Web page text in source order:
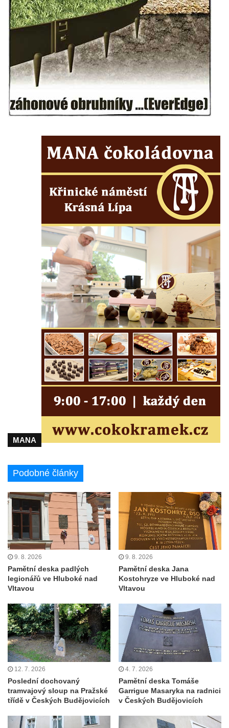
hřbitovní kapli v Lipové
Pamětní deska Friedricha Egermanna na
domě čp. 101 v Novém Boru
Pamětní deska Václava Kliera na Tyršově
domě ve Vaníčkově ulici v Ústí nad Labem
Pamětní deska Vinzenze Ulbricha na domě
čp. 26 v Brné
Pamětní deska na rodném domě Jiřího
Pamětní deska Johanna Christopha Kridela
na budově Café Henke v Rumburku
Pamětní deska Rudolfa Antona Fockeho na
domě čp. 101/6 na Lužickém náměstí v
kultury Střelnice v Rumburku
Pamětní deska Josefa Srba Debrnova na
domě čp. 1 v Debrnu
Pamětní deska čestným občanům města na
hřbitově v Kralupech nad Vltavou
Pamětní deska Julia Loria na židovském
hřbitově v Českém Krumlově
Pamětní deska Ignaze Spiro na židovském
hřbitově v Českém Krumlově
Pamětní deska Františka Meixnera před
obecním úřadem v Prysku
domě čp. 437 v ulici Slovanka ve Cvikově
Ostruhové ulici čp. 62/1 v Mělníku
Brozánkách
Pamětní deska mostu Josefa Straky v
Mělníku
Pamětní deska Františka Xavera Parče na
domě čp. 17/1 v ulici G. Casanovy v
Duchcově
Pamětní deska Františka Heilmanna na faře
na náměstí Republiky v Duchcově
Pamětní deska Francisca Ferrera Guarida
Pamětní deska Casanovy na kapli svaté
Barbory v sadech Rudé armády v
Duchcově
Pamětní deska na domě čp. 371 v
Pivovarské ulici ve Šluknově
Pamětní deska Eduarda Schrötera na
bráně hřbitova v Horní Chřibské.
rozhledny Háj u Aše
MANA
Podobné články
9. 8. 2026
Pamětní deska padlých
legionářů ve Hluboké nad
Vltavou
9. 8. 2026
Pamětní deska Jana
Kostohryze ve Hluboké nad
Vltavou
12. 7. 2026
Poslední dochovaný
tramvajový sloup na Pražské
třídě v Českých Budějovicích
4. 7. 2026
Pamětní deska Tomáše
Garrigue Masaryka na radnici
v Českých Budějovicích